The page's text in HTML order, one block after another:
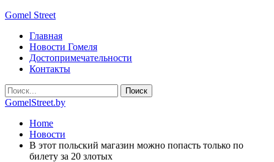
Gomel Street
Главная
Новости Гомеля
Достопримечательности
Контакты
GomelStreet.by
Home
Новости
В этот польский магазин можно попасть только по
билету за 20 злотых